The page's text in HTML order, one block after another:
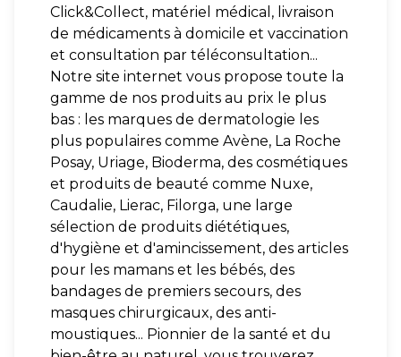
Click&Collect, matériel médical, livraison
de médicaments à domicile et vaccination
et consultation par téléconsultation...
Notre site internet vous propose toute la
gamme de nos produits au prix le plus
bas : les marques de dermatologie les
plus populaires comme Avène, La Roche
Posay, Uriage, Bioderma, des cosmétiques
et produits de beauté comme Nuxe,
Caudalie, Lierac, Filorga, une large
sélection de produits diététiques,
d'hygiène et d'amincissement, des articles
pour les mamans et les bébés, des
bandages de premiers secours, des
masques chirurgicaux, des anti-
moustiques... Pionnier de la santé et du